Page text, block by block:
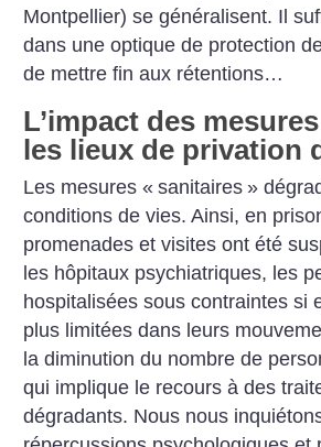
Montpellier) se généralisent. Il
dans une optique de protection
de mettre fin aux rétentions…
L’impact des
les lieux de privation
Les mesures « sanitaires »
conditions de vies. Ainsi, en
promenades et visites ont été
les hôpitaux psychiatriques, les
hospitalisées sous contraintes si
plus limitées dans leurs
la diminution du nombre de
qui implique le recours à des
dégradants. Nous nous